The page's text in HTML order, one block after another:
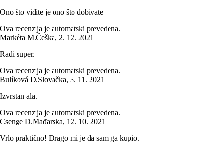
Ono što vidite je ono što dobivate
Ova recenzija je automatski prevedena.
Markéta M.Češka, 2. 12. 2021
Radi super.
Ova recenzija je automatski prevedena.
Bulíková D.Slovačka, 3. 11. 2021
Izvrstan alat
Ova recenzija je automatski prevedena.
Csenge D.Mađarska, 12. 10. 2021
Vrlo praktično! Drago mi je da sam ga kupio.